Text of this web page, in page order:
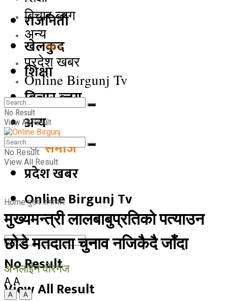
राजनिती
खेलकुद
शिक्षा
बिचार ब्लग
अन्य
समाज
प्रदेश खबर
Online Birgunj Tv
No Result
View All Result
बिचार ब्लग
अन्य
समाज
प्रदेश खबर
Online Birgunj Tv
No Result
View All Result
No Result
View All Result
Home मुख्य समाचार
मुख्यमन्त्री लालबाबुप्रतिको पत्याउन
छोडे मतदाता चुनाव नजिकैदै जाँदा
अनलाईन वीरगंज
A A
A
A